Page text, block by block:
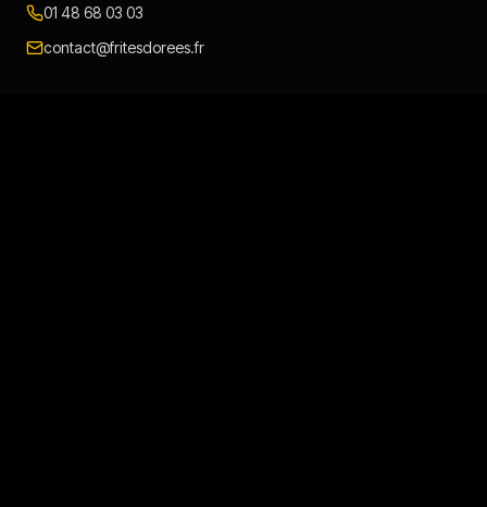
01 48 68 03 03
contact@fritesdorees.fr